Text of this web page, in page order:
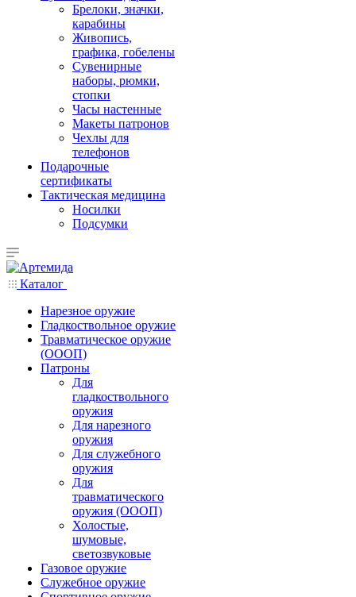
Брелоки, значки,
карабины
Живопись,
графика, гобелены
Сувенирные
наборы, рюмки,
стопки
Часы настенные
Макеты патронов
Чехлы для
телефонов
Подарочные
сертификаты
Тактическая медицина
Носилки
Подсумки
Каталог
Нарезное оружие
Гладкоствольное оружие
Травматическое оружие
(ОООП)
Патроны
Для
гладкоствольного
оружия
Для нарезного
оружия
Для служебного
оружия
Для
травматического
оружия (ОООП)
Холостые,
шумовые,
светозвуковые
Газовое оружие
Служебное оружие